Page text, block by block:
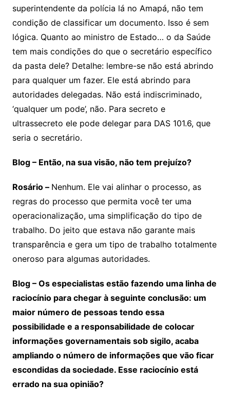
superintendente da polícia lá no Amapá, não tem
condição de classificar um documento. Isso é sem
lógica. Quanto ao ministro de Estado… o da Saúde
tem mais condições do que o secretário específico
da pasta dele? Detalhe: lembre-se não está abrindo
para qualquer um fazer. Ele está abrindo para
autoridades delegadas. Não está indiscriminado,
‘qualquer um pode’, não. Para secreto e
ultrassecreto ele pode delegar para DAS 101.6, que
seria o secretário.
Blog – Então, na sua visão, não tem prejuízo?
Rosário – Nenhum. Ele vai alinhar o processo, as
regras do processo que permita você ter uma
operacionalização, uma simplificação do tipo de
trabalho. Do jeito que estava não garante mais
transparência e gera um tipo de trabalho totalmente
oneroso para algumas autoridades.
Blog – Os especialistas estão fazendo uma linha de
raciocínio para chegar à seguinte conclusão: um
maior número de pessoas tendo essa
possibilidade e a responsabilidade de colocar
informações governamentais sob sigilo, acaba
ampliando o número de informações que vão ficar
escondidas da sociedade. Esse raciocínio está
errado na sua opinião?